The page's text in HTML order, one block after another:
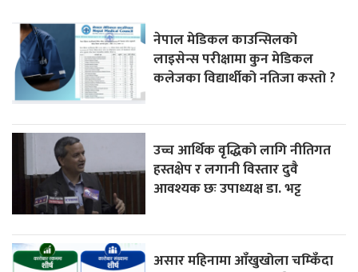
नेपाल मेडिकल काउन्सिलको
लाइसेन्स परीक्षामा कुन मेडिकल
कलेजका विद्यार्थीको नतिजा कस्तो ?
उच्च आर्थिक वृद्धिको लागि नीतिगत
हस्तक्षेप र लगानी विस्तार दुवै
आवश्यक छः उपाध्यक्ष डा. भट्ट
असार महिनामा आँखुखोला चम्किँदा